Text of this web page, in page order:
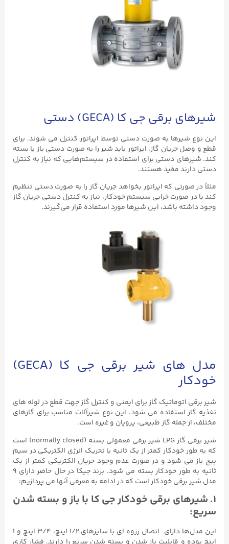
شیرهای برقی جی کا (GECA) دستی
این نوع شیرها به صورت دستی توسط اپراتور کنترل می‌ شوند. برای
قطع و وصل جریان گاز، اپراتور باید شیر را به صورت دستی باز یا بسته
کند. شیرهای دستی برای استفاده در سیستم‌هایی که نیاز به کنترل
دستی دارند مفید هستند.
مثلاً در صورتی که اپراتور بخواهد جریان گاز را به صورت دستی تنظیم
کند یا در صورت خرابی سیستم خودکار، نیاز به کنترل دستی جریان گاز
وجود داشته باشد، این شیرها مورد استفاده قرار می‌گیرند.
مدل های شیر برقی جی کا (GECA)
خودکار
شیر برقی اتوماتیک گاز برای ایمنی و کنترل گاز جهت قطع در لوله های
تغذیه گاز استفاده می شود. این نوع شیرآلات مناسب برای گازهای
مختلف، از جمله گاز طبیعی، پروپان و غیره است.
شیر برقی گاز LPG شیر برقی معمولی بسته (normally closed) است
که به طور خودکار کمتر از یک ثانیه با تحریک انرژی الکتریکی در سیم
پیچ باز می شود و در صورت عدم وجود جریان الکتریکی کمتر از یک
ثانیه به طور خودکار بسته می شود. برند جیکا در حال حاضر دارای ۹
مدل شیر برقی خودکار است که در ادامه به معرفی آنها می پردازیم:
۱. شیرهای برقی خودکار جی کا با باز و بسته شدن
سریع:
این مدل‌ها دارای اتصال رزوه ای با سایزهای ۱/۲ اینچ، ۳/۴ اینچ و ۱